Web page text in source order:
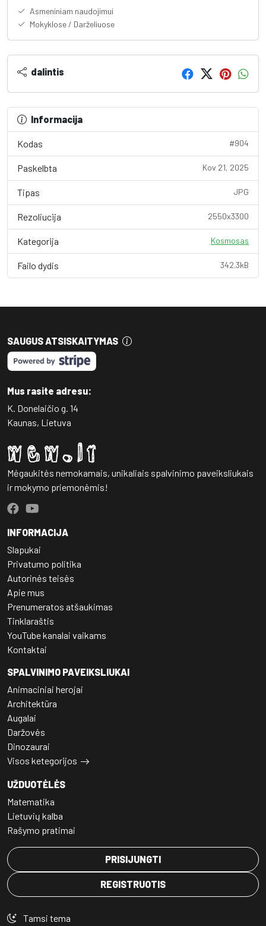
Asmeniniam naudojimui
Mokyklose / Darželiuose
dalintis
Informacija
Kodas #904
Paskelbta Kov 21, 2025
Tipas JPG
Rezoliucija 2550x3300
Kategorija Kosmosas
Failo dydis 342.3kB
SAUGUS ATSISKAITYMAS
Mus rasite adresu:
K. Donelaičio g. 14
Kaunas, Lietuva
Mėgaukitės nemokamais, unikaliais spalvinimo paveiksliukais
ir mokymo priemonėmis!
INFORMACIJA
Slapukai
Privatumo politika
Autorinės teisės
Apie mus
Prenumeratos atšaukimas
Tinklaraštis
YouTube kanalai vaikams
Kontaktai
SPALVINIMO PAVEIKSLIUKAI
Animaciniai herojai
Architektūra
Augalai
Daržovės
Dinozaurai
Visos ketegorijos
UŽDUOTĖLĖS
Matematika
Lietuvių kalba
Rašymo pratimai
PRISIJUNGTI
REGISTRUOTIS
Tamsi tema